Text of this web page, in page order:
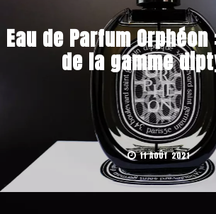
Eau de Parfum
de la gamme
11 AOÛT 2021